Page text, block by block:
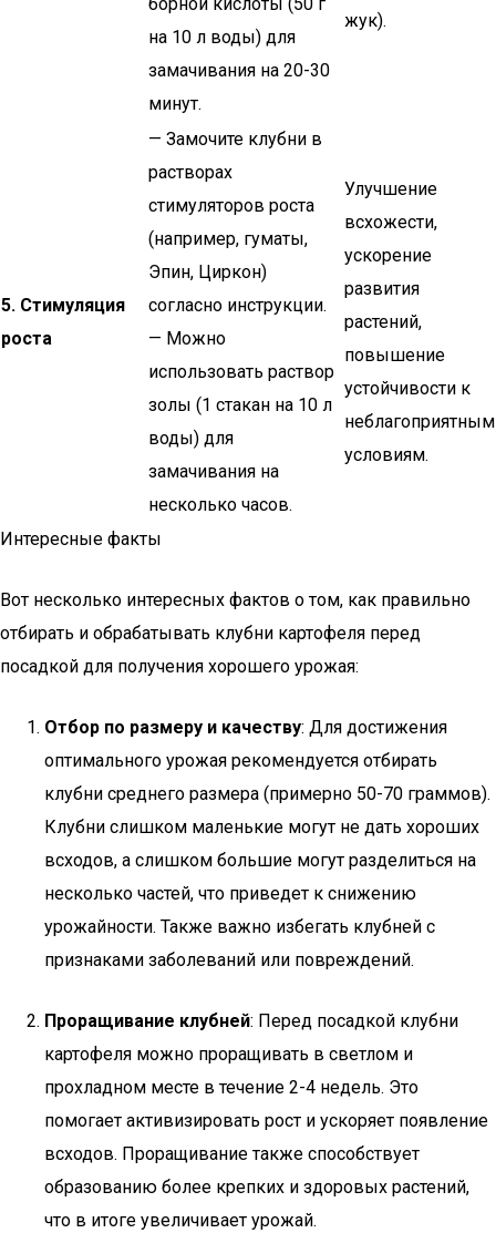
на 10 л воды) для
замачивания на 20-30
минут.
жук).
5. Стимуляция
роста
— Замочите клубни в
растворах
стимуляторов роста
(например, гуматы,
Эпин, Циркон)
согласно инструкции.
— Можно
использовать раствор
золы (1 стакан на 10 л
воды) для
замачивания на
несколько часов.
Улучшение
всхожести,
ускорение
развития
растений,
повышение
устойчивости к
неблагоприятным
условиям.
Интересные факты
Вот несколько интересных фактов о том, как правильно
отбирать и обрабатывать клубни картофеля перед
посадкой для получения хорошего урожая:
Отбор по размеру и качеству: Для достижения
оптимального урожая рекомендуется отбирать
клубни среднего размера (примерно 50-70 граммов).
Клубни слишком маленькие могут не дать хороших
всходов, а слишком большие могут разделиться на
несколько частей, что приведет к снижению
урожайности. Также важно избегать клубней с
признаками заболеваний или повреждений.
Проращивание клубней: Перед посадкой клубни
картофеля можно проращивать в светлом и
прохладном месте в течение 2-4 недель. Это
помогает активизировать рост и ускоряет появление
всходов. Проращивание также способствует
образованию более крепких и здоровых растений,
что в итоге увеличивает урожай.